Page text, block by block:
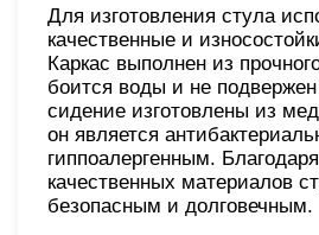
Для изготовления стула
качественные и
Каркас выполнен из
боится воды и не
сидение изготовлены из
он является
гиппоалергенным.
качественных материалов
безопасным и долговечным.